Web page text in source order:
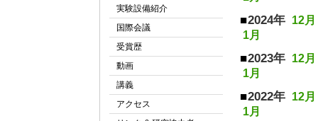
2024年 12月
1月
2023年 12月
1月
2022年 12月
1月